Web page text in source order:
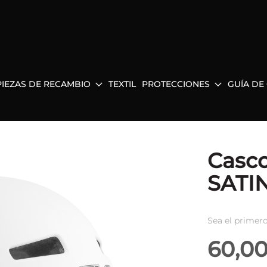
DE RECAMBIO TEXTIL PROTECCIONES GUÍA DE
Sea el